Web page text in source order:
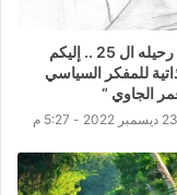
في ذكرى رحيله ال 25 .. إليكم
للمفكر السياسي
الجاوي “